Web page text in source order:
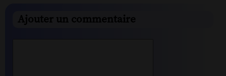
Ajouter un commentaire